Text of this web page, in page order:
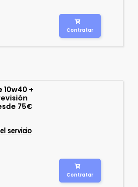
Contratar
+
75€
servicio
Contratar